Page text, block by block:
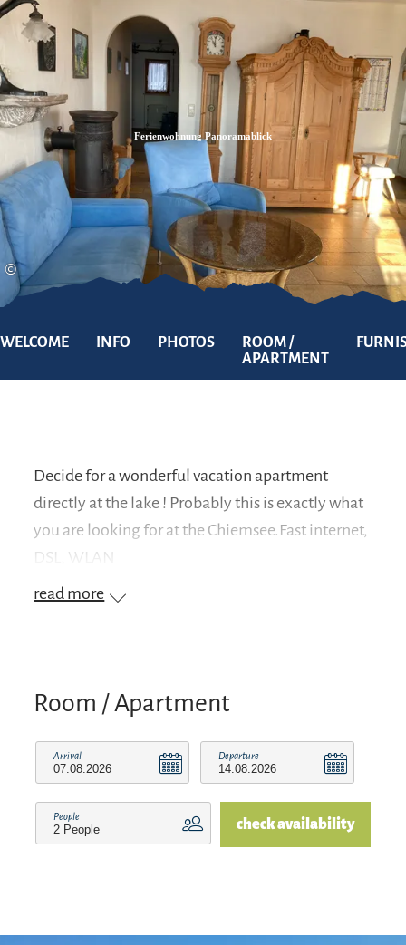
Zum
Inhalt
Zur
Suche
Zum
Footer
©
Ferienwohnung Panoramablick
WELCOME INFO PHOTOS
ROOM /
APARTMENT
Decide for a wonderful vacation apartment
directly at the lake ! Probably this is exactly what
you are looking for at the Chiemsee.Fast internet,
DSL, WLAN
read more
Room / Apartment
Arrival Departure
People check availability